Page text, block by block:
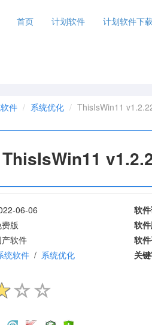
首页 计划软件 计划软件下
件 系统优化 ThisIsWin11
ThisIsWin11
06-06
软
版
软
产软件
软
统软件 / 系统优化
关